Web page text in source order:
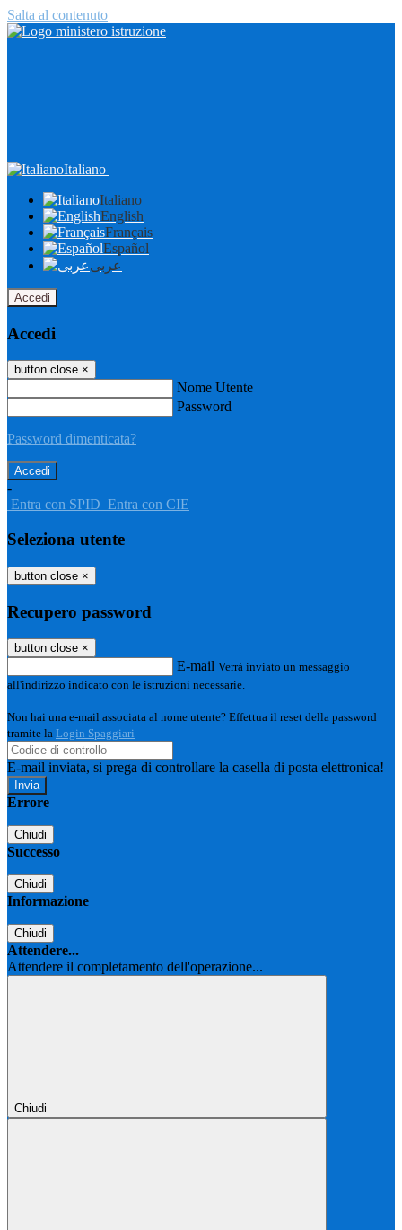
Salta al contenuto
Italiano
Italiano
English
Français
Español
عربى
Accedi
Accedi
button close ×
Nome Utente
Password
Password dimenticata?
-
Entra con SPID Entra con CIE
Seleziona utente
button close ×
Recupero password
button close ×
E-mail Verrà inviato un messaggio
all'indirizzo indicato con le istruzioni necessarie.
Non hai una e-mail associata al nome utente? Effettua il reset della password
tramite la Login Spaggiari
E-mail inviata, si prega di controllare la casella di posta elettronica!
Errore
Chiudi
Successo
Chiudi
Informazione
Chiudi
Attendere...
Attendere il completamento dell'operazione...
Chiudi